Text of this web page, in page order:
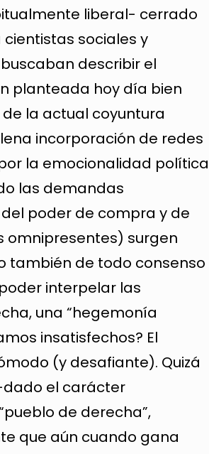
liberal- cerrado
sociales y
describir el
planteada hoy día bien
la actual coyuntura
incorporación de redes
la emocionalidad política
las demandas
poder de compra y de
omnipresentes) surgen
también de todo consenso
interpelar las
una “hegemonía
insatisfechos? El
(y desafiante). Quizá
dado el carácter
de derecha”,
que aún cuando gana